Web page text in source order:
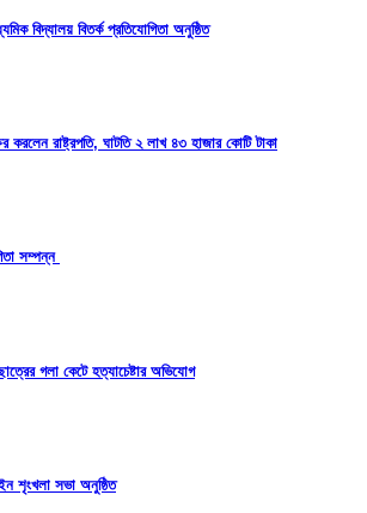
বিদ্যালয় বিতর্ক প্রতিযোগিতা অনুষ্ঠিত
করলেন রাষ্ট্রপতি, ঘাটতি ২ লাখ ৪৩ হাজার কোটি টাকা
সম্পন্ন
গলা কেটে হত্যাচেষ্টার অভিযোগ
শৃংখলা সভা অনুষ্ঠিত